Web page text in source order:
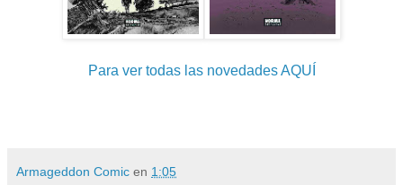
Para ver todas las novedades AQUÍ
Armageddon Comic en 1:05